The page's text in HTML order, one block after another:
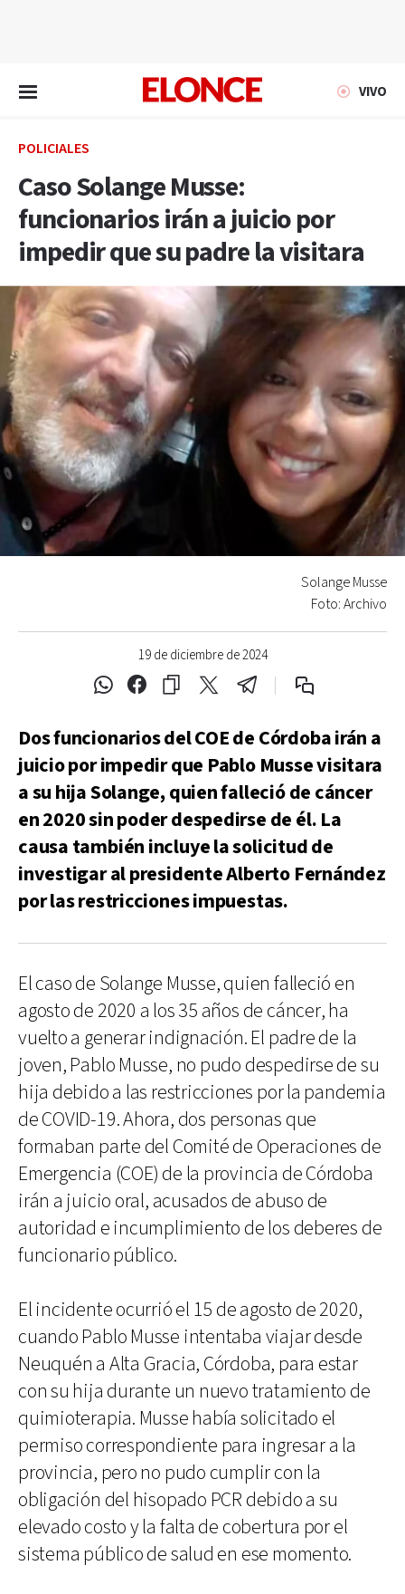
VIVO
POLICIALES
Caso Solange Musse:
funcionarios irán a juicio por
impedir que su padre la visitara
19 de diciembre de 2024
Solange Musse
Foto: Archivo
Dos funcionarios del COE de Córdoba irán a
juicio por impedir que Pablo Musse visitara
a su hija Solange, quien falleció de cáncer
en 2020 sin poder despedirse de él. La
causa también incluye la solicitud de
investigar al presidente Alberto Fernández
por las restricciones impuestas.
El caso de Solange Musse, quien falleció en
agosto de 2020 a los 35 años de cáncer, ha
vuelto a generar indignación. El padre de la
joven, Pablo Musse, no pudo despedirse de su
hija debido a las restricciones por la pandemia
de COVID-19. Ahora, dos personas que
formaban parte del Comité de Operaciones de
Emergencia (COE) de la provincia de Córdoba
irán a juicio oral, acusados de abuso de
autoridad e incumplimiento de los deberes de
funcionario público.
El incidente ocurrió el 15 de agosto de 2020,
cuando Pablo Musse intentaba viajar desde
Neuquén a Alta Gracia, Córdoba, para estar
con su hija durante un nuevo tratamiento de
quimioterapia. Musse había solicitado el
permiso correspondiente para ingresar a la
provincia, pero no pudo cumplir con la
obligación del hisopado PCR debido a su
elevado costo y la falta de cobertura por el
sistema público de salud en ese momento.